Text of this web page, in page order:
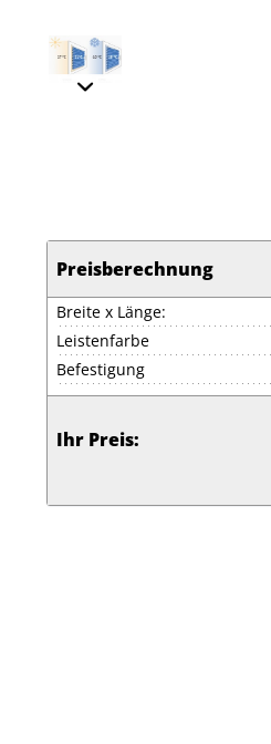
Preisberechnung
Breite x Länge:
Leistenfarbe
Befestigung
Ihr Preis: